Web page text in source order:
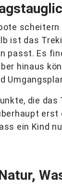
ist das
passt. Es
hinaus
die
ein Kind